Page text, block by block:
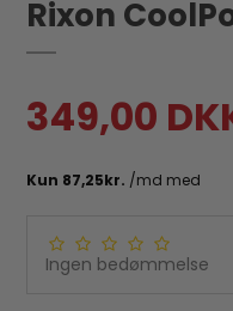
Rixon
349,00
Ingen bedømmelse